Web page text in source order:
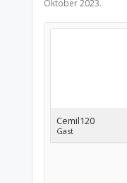
Oktober 2023.
Cemil120
Gast